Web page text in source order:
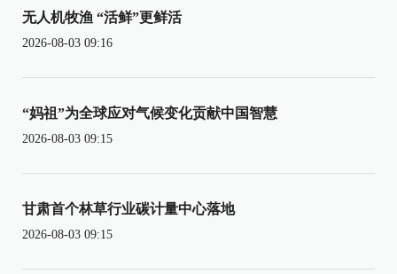
无人机牧渔 “活鲜”更鲜活
2026-08-03 09:16
“妈祖”为全球应对气候变化贡献中国智慧
2026-08-03 09:15
甘肃首个林草行业碳计量中心落地
2026-08-03 09:15